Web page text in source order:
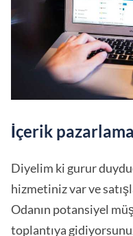
İçerik
Diyelim ki gurur
hizmetiniz var ve
Odanın potansiyel
toplantıya